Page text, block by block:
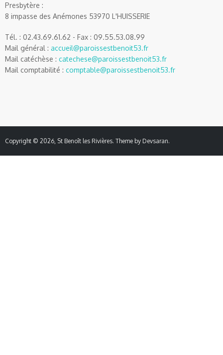
Presbytère :
8 impasse des Anémones 53970 L'HUISSERIE
Tél. : 02.43.69.61.62 - Fax : 09.55.53.08.99
Mail général : accueil@paroissestbenoit53.fr
Mail catéchèse : catechese@paroissestbenoit53.fr
Mail comptabilité : comptable@paroissestbenoit53.fr
Copyright © 2026, St Benoît les Rivières. Theme by Devsaran.